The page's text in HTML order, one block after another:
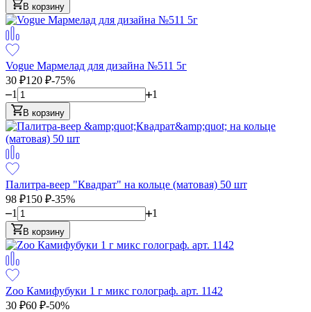
В корзину
Vogue Мармелад для дизайна №511 5г
30 ₽120 ₽-75%
1
1
В корзину
Палитра-веер "Квадрат" на кольце (матовая) 50 шт
98 ₽150 ₽-35%
1
1
В корзину
Zoo Камифубуки 1 г микс голограф. арт. 1142
30 ₽60 ₽-50%